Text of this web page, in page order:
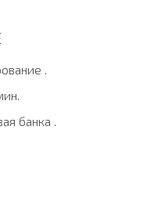
.
банка .